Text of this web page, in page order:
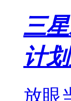
三
计
放眼